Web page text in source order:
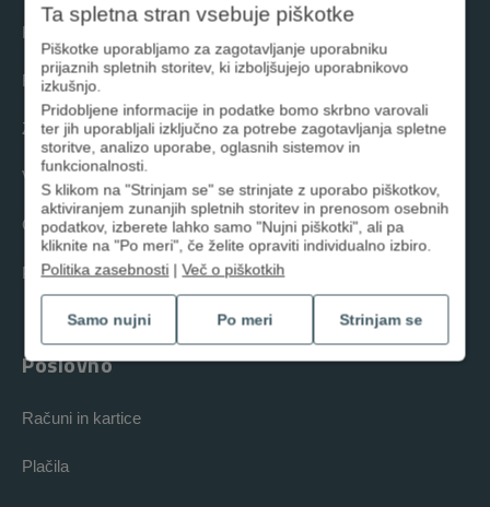
Krediti
Računi in kartice
Zavarovanja
Varčevanja
Orodja in nasveti
Poti do banke
Poslovno
Računi in kartice
Plačila
Ta spletna stran vsebuje piškotke
Piškotke uporabljamo za zagotavljanje uporabniku
prijaznih spletnih storitev, ki izboljšujejo uporabnikovo
izkušnjo.
Pridobljene informacije in podatke bomo skrbno varovali
ter jih uporabljali izključno za potrebe zagotavljanja spletne
storitve, analizo uporabe, oglasnih sistemov in
funkcionalnosti.
S klikom na "Strinjam se" se strinjate z uporabo piškotkov,
aktiviranjem zunanjih spletnih storitev in prenosom osebnih
podatkov, izberete lahko samo "Nujni piškotki", ali pa
kliknite na "Po meri", če želite opraviti individualno izbiro.
Politika zasebnosti |Več o piškotkih
Samo nujni Po meri Strinjam se